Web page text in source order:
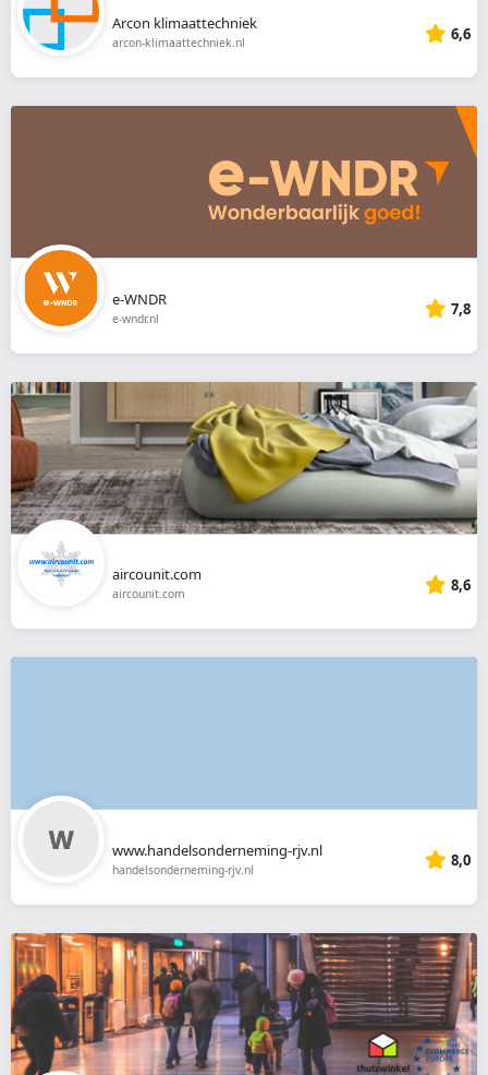
Arcon klimaattechniek
arcon-klimaattechniek.nl 6,6
e-WNDR
e-wndr.nl 7,8
aircounit.com
aircounit.com 8,6
www.handelsonderneming-rjv.nl
handelsonderneming-rjv.nl 8,0